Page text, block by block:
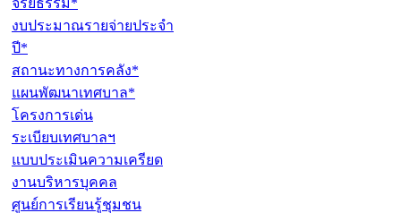
จริยธรรม*
งบประมาณรายจ่ายประจำ
ปี*
สถานะทางการคลัง*
แผนพัฒนาเทศบาล*
โครงการเด่น
ระเบียบเทศบาลฯ
แบบประเมินความเครียด
งานบริหารบุคคล
ศูนย์การเรียนรู้ชุมชน